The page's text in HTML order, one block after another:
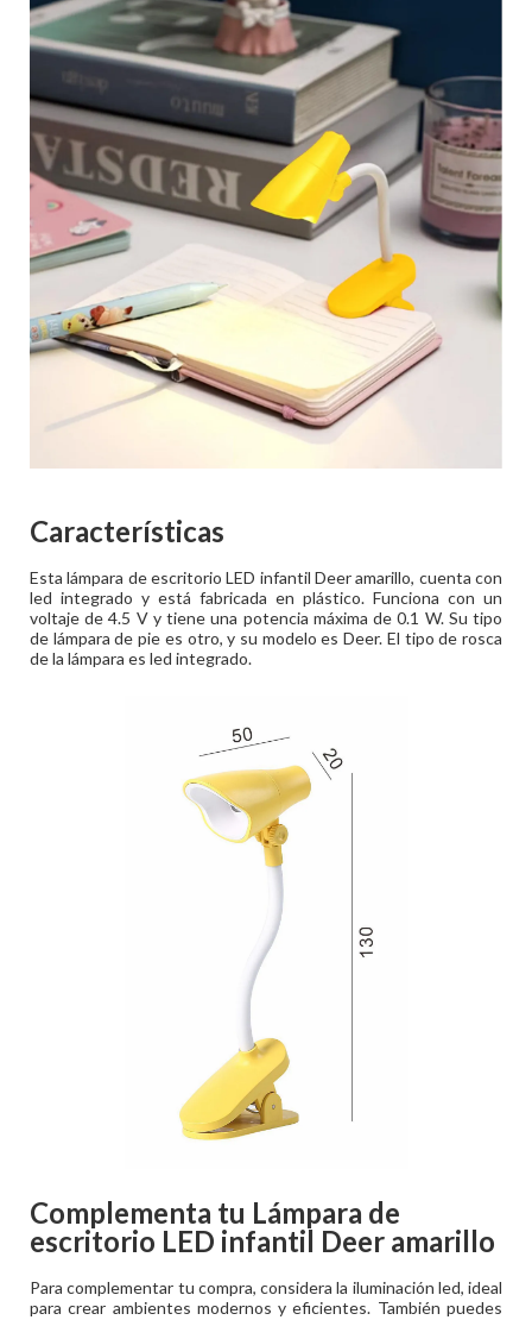
Características
Esta lámpara de escritorio LED infantil Deer amarillo, cuenta con
led integrado y está fabricada en plástico. Funciona con un
voltaje de 4.5 V y tiene una potencia máxima de 0.1 W. Su tipo
de lámpara de pie es otro, y su modelo es Deer. El tipo de rosca
de la lámpara es led integrado.
Complementa tu Lámpara de
escritorio LED infantil Deer amarillo
Para complementar tu compra, considera la iluminación led, ideal
para crear ambientes modernos y eficientes. También puedes